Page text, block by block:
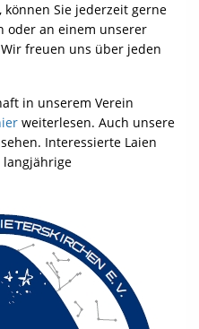
Sie jederzeit gerne
oder an einem unserer
freuen uns über jeden
in unserem Verein
weiterlesen. Auch unsere
Interessierte Laien
langjährige